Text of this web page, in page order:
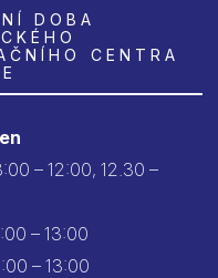
DOBA
CENTRA
– 12:00, 12.30 –
– 13:00
– 13:00